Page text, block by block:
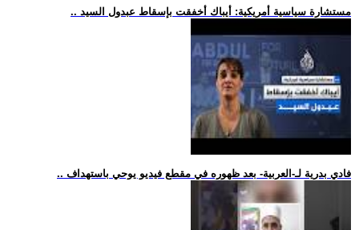
.. مستشارة سياسية أمريكية: أيباك أخفقت بإسقاط عبدول السيد
.. فادي بدرية لـ-العربية- بعد ظهوره في مقطع فيديو يوحي باستهداف